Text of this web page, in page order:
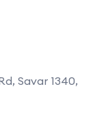
Savar 1340,